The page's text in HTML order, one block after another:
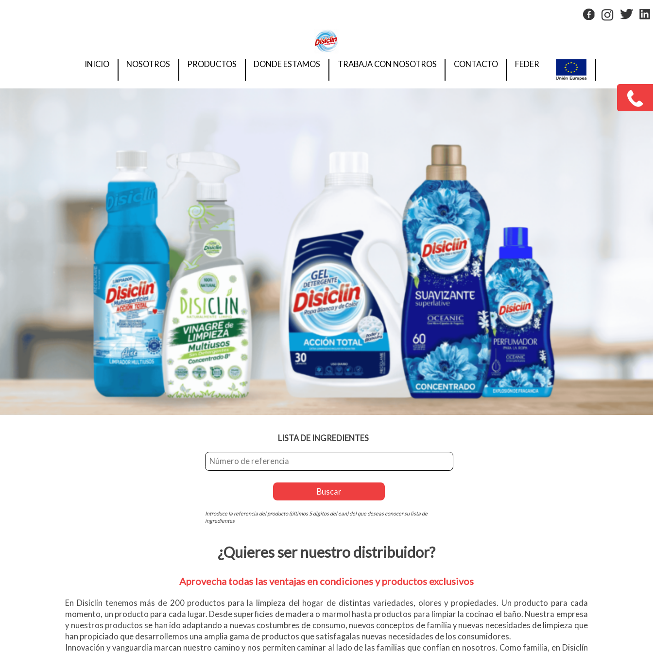
INICIO NOSOTROS PRODUCTOS DONDE ESTAMOS TRABAJA CON NOSOTROS CONTACTO FEDER
LISTA DE INGREDIENTES
Introduce la referencia del producto (últimos 5 dígitos del ean) del que deseas conocer su lista de
ingredientes
¿Quieres ser nuestro distribuidor?
Aprovecha todas las ventajas en condiciones y productos exclusivos
En Disiclín tenemos más de 200 productos para la limpieza del hogar de distintas variedades, olores y propiedades. Un producto para cada
momento, un producto para cada lugar. Desde superficies de madera o marmol hasta productos para limpiar la cocinao el baño. Nuestra empresa
y nuestros productos se han ido adaptando a nuevas costumbres de consumo, nuevos conceptos de familia y nuevas necesidades de limpieza que
han propiciado que desarrollemos una amplia gama de productos que satisfagalas nuevas necesidades de los consumidores.
Innovación y vanguardia marcan nuestro camino y nos permiten caminar al lado de las familias que confían en nosotros. Como familia, en Disiclín